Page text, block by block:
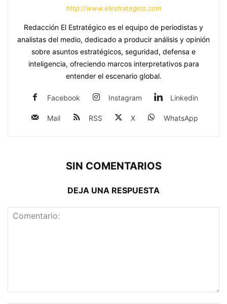
http://www.elestrategico.com
Redacción El Estratégico es el equipo de periodistas y
analistas del medio, dedicado a producir análisis y opinión
sobre asuntos estratégicos, seguridad, defensa e
inteligencia, ofreciendo marcos interpretativos para
entender el escenario global.
Facebook Instagram Linkedin
Mail RSS X WhatsApp
SIN COMENTARIOS
DEJA UNA RESPUESTA